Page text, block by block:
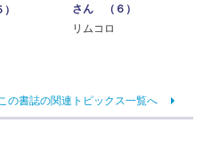
さん （６）
リムコロ
この書誌の関連トピックス一覧へ